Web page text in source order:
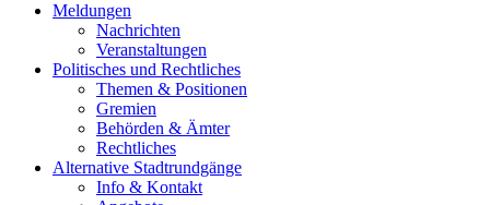
Meldungen
Nachrichten
Veranstaltungen
Politisches und Rechtliches
Themen & Positionen
Gremien
Behörden & Ämter
Rechtliches
Alternative Stadtrundgänge
Info & Kontakt